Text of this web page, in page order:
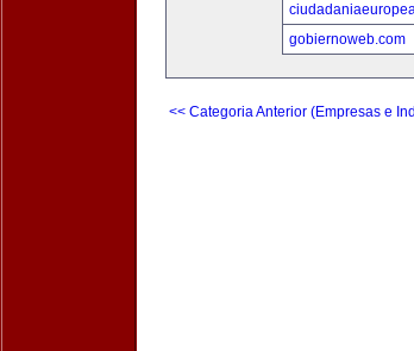
gobiernoweb.com
<< Categoria Anterior (Empresas e